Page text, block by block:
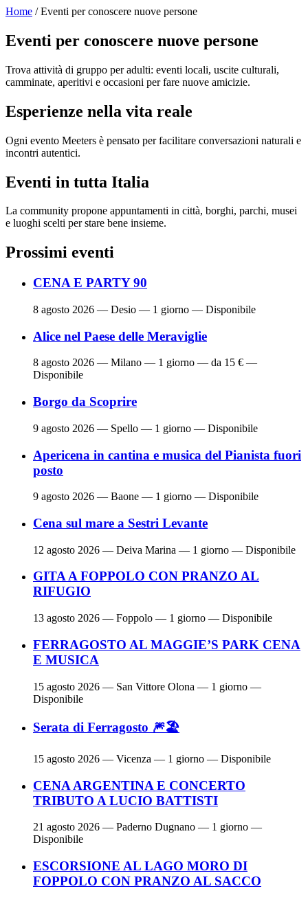
Home / Eventi per conoscere nuove persone
Eventi per conoscere nuove persone
Trova attività di gruppo per adulti: eventi locali, uscite culturali,
camminate, aperitivi e occasioni per fare nuove amicizie.
Esperienze nella vita reale
Ogni evento Meeters è pensato per facilitare conversazioni naturali e
incontri autentici.
Eventi in tutta Italia
La community propone appuntamenti in città, borghi, parchi, musei
e luoghi scelti per stare bene insieme.
Prossimi eventi
CENA E PARTY 90
8 agosto 2026 — Desio — 1 giorno — Disponibile
Alice nel Paese delle Meraviglie
8 agosto 2026 — Milano — 1 giorno — da 15 € —
Disponibile
Borgo da Scoprire
9 agosto 2026 — Spello — 1 giorno — Disponibile
Apericena in cantina e musica del Pianista fuori
posto
9 agosto 2026 — Baone — 1 giorno — Disponibile
Cena sul mare a Sestri Levante
12 agosto 2026 — Deiva Marina — 1 giorno — Disponibile
GITA A FOPPOLO CON PRANZO AL
RIFUGIO
13 agosto 2026 — Foppolo — 1 giorno — Disponibile
FERRAGOSTO AL MAGGIE’S PARK CENA
E MUSICA
15 agosto 2026 — San Vittore Olona — 1 giorno —
Disponibile
Serata di Ferragosto 🎆🏖
15 agosto 2026 — Vicenza — 1 giorno — Disponibile
CENA ARGENTINA E CONCERTO
TRIBUTO A LUCIO BATTISTI
21 agosto 2026 — Paderno Dugnano — 1 giorno —
Disponibile
ESCORSIONE AL LAGO MORO DI
FOPPOLO CON PRANZO AL SACCO